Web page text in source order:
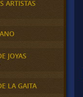
ARTISTAS
JOYAS
LA GAITA